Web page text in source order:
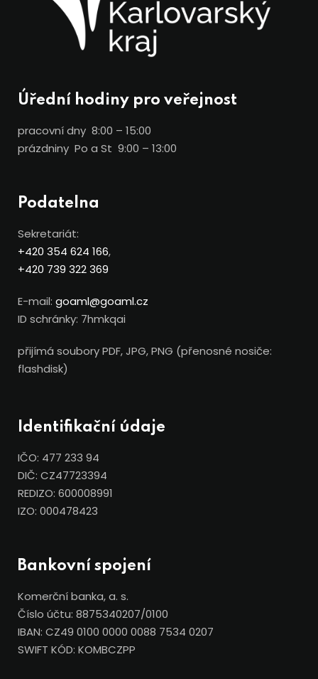
Úřední hodiny pro veřejnost
pracovní dny 8:00 – 15:00
prázdniny Po a St 9:00 – 13:00
Podatelna
Sekretariát:
+420 354 624 166,
+420 739 322 369
E-mail: goaml@goaml.cz
ID schránky: 7hmkqai
přijímá soubory PDF, JPG, PNG (přenosné nosiče:
flashdisk)
Identifikační údaje
IČO: 477 233 94
DIČ: CZ47723394
REDIZO: 600008991
IZO: 000478423
Bankovní spojení
Komerční banka, a. s.
Číslo účtu: 8875340207/0100
IBAN: CZ49 0100 0000 0088 7534 0207
SWIFT KÓD: KOMBCZPP